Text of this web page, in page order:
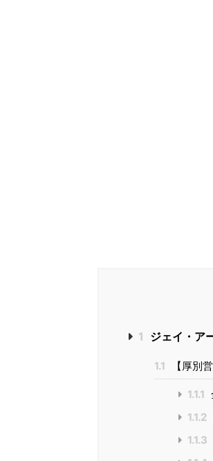
1 ジェイ・ア
1.1 【厚別
1.1.1
1.1.2
1.1.3